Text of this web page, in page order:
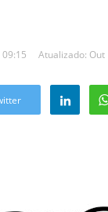
Atualizado: Out